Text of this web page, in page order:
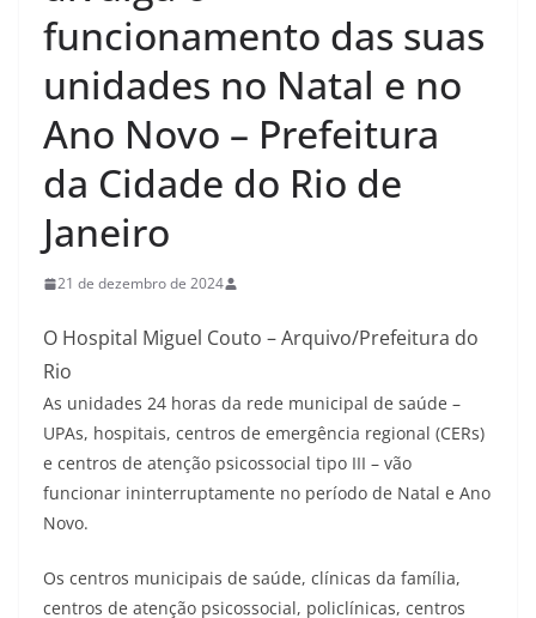
funcionamento das suas
unidades no Natal e no
Ano Novo – Prefeitura
da Cidade do Rio de
Janeiro
21 de dezembro de 2024
O Hospital Miguel Couto – Arquivo/Prefeitura do
Rio
As unidades 24 horas da rede municipal de saúde –
UPAs, hospitais, centros de emergência regional (CERs)
e centros de atenção psicossocial tipo III – vão
funcionar ininterruptamente no período de Natal e Ano
Novo.
Os centros municipais de saúde, clínicas da família,
centros de atenção psicossocial, policlínicas, centros